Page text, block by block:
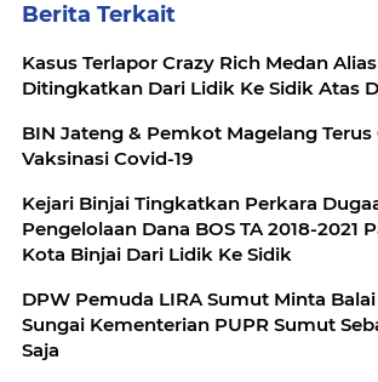
Berita Terkait
Kasus Terlapor Crazy Rich Medan
Ditingkatkan Dari Lidik Ke Sidik Atas
BIN Jateng & Pemkot Magelang
Vaksinasi Covid-19
Kejari Binjai Tingkatkan Perkara
Pengelolaan Dana BOS TA 2018-2021
Kota Binjai Dari Lidik Ke Sidik
DPW Pemuda LIRA Sumut Minta
Sungai Kementerian PUPR Sumut
Saja